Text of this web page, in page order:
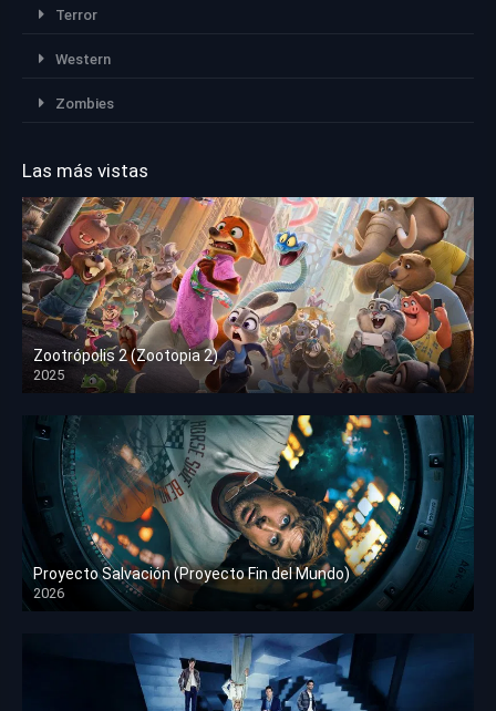
Terror
Western
Zombies
Las más vistas
Zootrópolis 2 (Zootopia 2)
2025
HD 1080p
Proyecto Salvación (Proyecto Fin del Mundo)
2026
HD 1080p